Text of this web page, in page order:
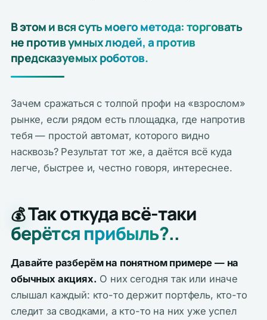
В этом и вся суть моего метода: торговать
не против умных людей, а против
предсказуемых роботов.
Зачем сражаться с толпой профи на «взрослом»
рынке, если рядом есть площадка, где напротив
тебя — простой автомат, которого видно
насквозь? Результат тот же, а даётся всё куда
легче, быстрее и, честно говоря, интереснее.
💰Так откуда всё-таки
берётся прибыль?..
Давайте разберём на понятном примере — на
обычных акциях. О них сегодня так или иначе
слышал каждый: кто-то держит портфель, кто-то
следит за сводками, а кто-то на них уже успел